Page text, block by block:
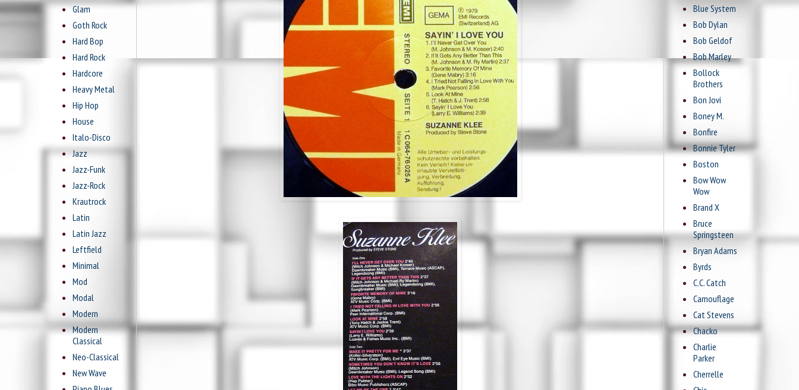
Glam
Goth Rock
Hard Bop
Hard Rock
Hardcore
Heavy Metal
Hip Hop
House
Italo-Disco
Jazz
Jazz-Funk
Jazz-Rock
Krautrock
Latin
Latin Jazz
Leftfield
Minimal
Mod
Modal
Modern
Modern
Classical
Neo-Classical
New Wave
Blue System
Bob Dylan
Bob Geldof
Bob Marley
Bollock
Brothers
Bon Jovi
Boney M.
Bonfire
Bonnie Tyler
Boston
Bow Wow
Wow
Brand X
Bruce
Springsteen
Bryan Adams
Byrds
C.C. Catch
Camouflage
Cat Stevens
Chacko
Charlie
Parker
Cherrelle